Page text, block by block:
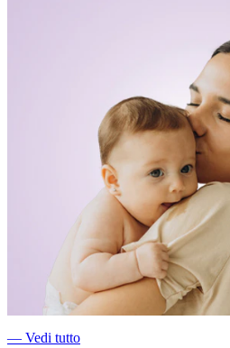
― Vedi tutto